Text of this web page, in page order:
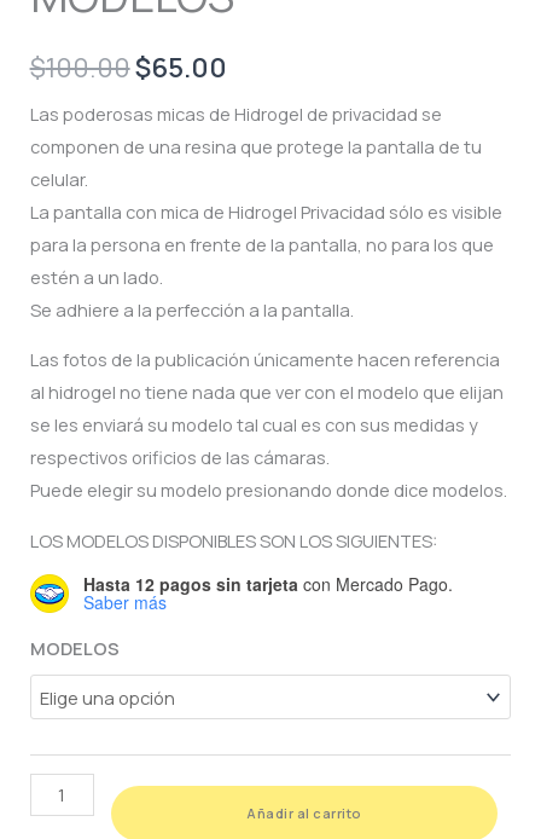
$100.00Original
price
was:
$100.00.
$65.00
price
is:
$65.00.
Las poderosas micas de Hidrogel de privacidad se
componen de una resina que protege la pantalla de tu
celular.
La pantalla con mica de Hidrogel Privacidad sólo es visible
para la persona en frente de la pantalla, no para los que
estén a un lado.
Se adhiere a la perfección a la pantalla.
Las fotos de la publicación únicamente hacen referencia
al hidrogel no tiene nada que ver con el modelo que elijan
se les enviará su modelo tal cual es con sus medidas y
respectivos orificios de las cámaras.
Puede elegir su modelo presionando donde dice modelos.
LOS MODELOS DISPONIBLES SON LOS SIGUIENTES:
Hasta 12 pagos sin tarjetacon Mercado Pago.
Saber más
MODELOS
HIDROGEL
DE
Añadir al carrito